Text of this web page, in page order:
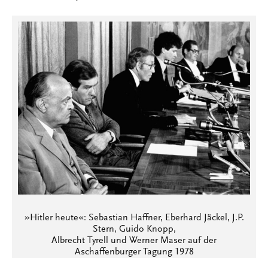
»Hitler heute«: Sebastian Haffner, Eberhard Jäckel, J.P.
Stern, Guido Knopp,
Albrecht Tyrell und Werner Maser auf der
Aschaffenburger Tagung 1978